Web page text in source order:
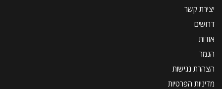
יצירת קשר
דרושים
אודות
הנמר
הצהרת נגישות
מדיניות הפרטיות